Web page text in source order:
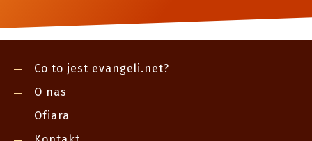
Co to jest evangeli.net?
O nas
Ofiara